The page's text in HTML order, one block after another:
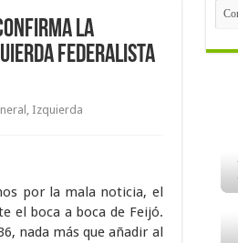
la
federalista
, Izquierda
por la mala noticia, el
el boca a boca de Feijó.
nada más que añadir al